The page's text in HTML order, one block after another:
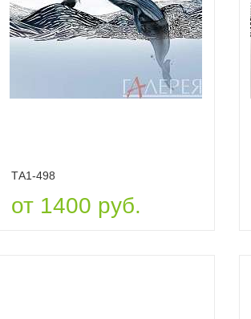
ТА1-498
от 1400 руб.